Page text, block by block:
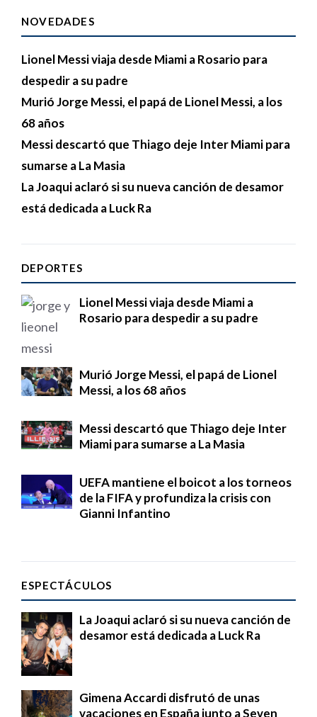
NOVEDADES
Lionel Messi viaja desde Miami a Rosario para
despedir a su padre
Murió Jorge Messi, el papá de Lionel Messi, a los
68 años
Messi descartó que Thiago deje Inter Miami para
sumarse a La Masia
La Joaqui aclaró si su nueva canción de desamor
está dedicada a Luck Ra
DEPORTES
Lionel Messi viaja desde Miami a
Rosario para despedir a su padre
Murió Jorge Messi, el papá de Lionel
Messi, a los 68 años
Messi descartó que Thiago deje Inter
Miami para sumarse a La Masia
UEFA mantiene el boicot a los torneos
de la FIFA y profundiza la crisis con
Gianni Infantino
ESPECTÁCULOS
La Joaqui aclaró si su nueva canción de
desamor está dedicada a Luck Ra
Gimena Accardi disfrutó de unas
vacaciones en España junto a Seven